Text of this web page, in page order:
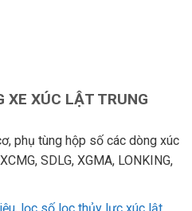
XE XÚC LẬT TRUNG
phụ tùng hộp số các dòng xúc
SDLG, XGMA, LONKING,
lọc số lọc thủy lực xúc lật